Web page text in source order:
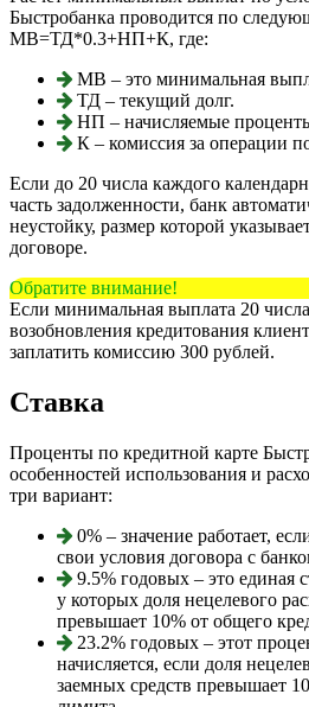
Быстробанка проводится по
МВ=ТД*0.3+НП+К, где:
МВ – это минимальная
ТД – текущий долг.
НП – начисляемые
К – комиссия за операции
Если до 20 числа каждого
часть задолженности, банк
неустойку, размер которой
договоре.
Обратите внимание!
Если минимальная выплата 20
возобновления кредитования
заплатить комиссию 300 рублей.
Ставка
Проценты по кредитной карте
особенностей использования и
три вариант:
0% – значение работает,
свои условия договора с
9.5% годовых – это единая
у которых доля нецелевого
превышает 10% от общего
23.2% годовых – этот
начисляется, если доля
заемных средств превышает